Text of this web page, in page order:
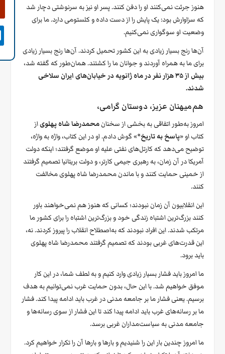
هنوز جرئت نمی‌کنند او را دفن کنند. پسر او نیز به سرنوشتی دچار شد
که سزاوارش بود: یک پایش را از دست داده و کلستومی دارد. ما برای
وضعیت او سوگواری نمی‌کنیم.
آن‌ها رنج بسیار زیادی به این کشور تحمیل کردند. آن‌ها رنج بسیار زیادی
برای ما به همراه آوردند و جوانان ما را کشتند. همان‌طور که گفته شد،
بیش از ۳۵ هزار نفر در ماه ژانویه در خیابان‌های ایران سلاخی
شدند.
هم‌میهنان عزیز، دوستان گرامی،
امروز به‌طور اتفاقی به بخشی از سخنانمحمدرضا شاه پهلویاز
کتاب او «پاسخ به تاریخ*» گوش دادم. او در این کتاب، واژه به واژه،
توضیح می‌دهد که کارتل‌های نفتی علیه او موضع گرفتند؛ اینکه دولت
آمریکا در آن زمان، به رهبری جیمی کارتر، و دولت بریتانیا تصمیم گرفتند
از خمینی حمایت کنند و با ماندن محمدرضا شاه پهلوی مخالفت
کنند.
این انقلابیون آن زمان نبودند؛ کسانی که هنوز هم نمی‌خواهند باور
کنند بزرگ‌ترین اشتباه زندگی خود و بزرگ‌ترین اشتباه را برای کشور ما
مرتکب شدند. این افراد نبودند که به‌اصطلاح انقلاب را پیروز کردند. نه،
این قدرت‌های غربی بودند که تصمیم گرفتند محمدرضا شاه پهلوی
باید برود.
ما امروز باید فشار بسیار زیادی وارد کنیم و به لطف شما، در این کار
موفق خواهیم شد. با این حال، بدون حمایت غرب نمی‌توانیم به هدف
برسیم. یعنی فشار ما بر جامعه مدنی در غرب باید ادامه پیدا کند. فشار
ما بر رسانه‌های غرب باید ادامه پیدا کند تا این فشار از سوی رسانه‌ها و
جامعه مدنی به سیاست‌مداران غربی برسد.
ما امروز چندین بار این را شنیدیم و بارها و بارها آن را تکرار خواهیم کرد.